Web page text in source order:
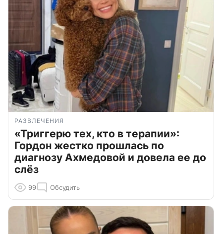
РАЗВЛЕЧЕНИЯ
«Триггерю тех, кто в терапии»:
Гордон жестко прошлась по
диагнозу Ахмедовой и довела ее до
слёз
99 Обсудить